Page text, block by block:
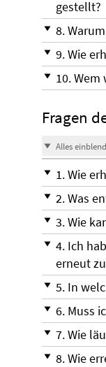
gestellt?
8.
9. Wie
10.
Fragen
Alles
1. Wie
2. Was
3. Wie
4. Ich
erneut
5. In
6. Muss
7. Wie
8. Wie